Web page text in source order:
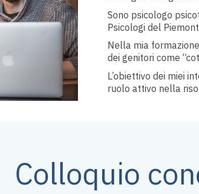
Sono psicologo
Psicologi del
Nella mia
dei genitori come
L’obiettivo dei miei
ruolo attivo nella
Colloquio